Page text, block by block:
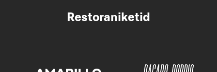
Restoraniketid